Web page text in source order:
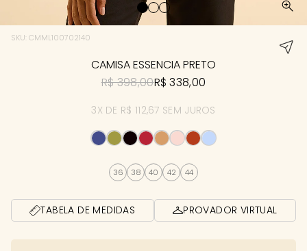
SKU: CMML100702140
CAMISA ESSENCIA PRETO
R$ 398,00R$ 338,00
3X DE R$ 112,67 SEM JUROS
36 38 40 42 44
TABELA DE MEDIDAS PROVADOR VIRTUAL